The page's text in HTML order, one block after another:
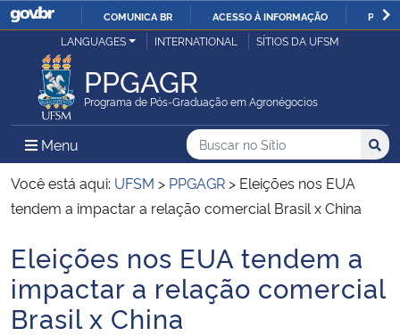
IR
COMUNICA BR ACESSO À INFORMAÇÃO
Ministério da Justiça e Segurança Pública
Ministério da Defesa
Ministério das Relações Exteriores
Ministério da Infraestrutura
Ministério da Agricultura, Pecuária e Abastecimento
LANGUAGES INTERNATIONAL SÍTIOS DA UFSM
PPGAGR
Programa de Pós-Graduação em Agronégocios
Menu Menu Principal do Sítio
Busca
Buscar no no Sítio
Busca:
Você está aqui: UFSM > PPGAGR > Eleições nos EUA
tendem a impactar a relação comercial Brasil x China
Início do conteúdo
Eleições nos EUA tendem a
impactar a relação comercial
Brasil x China